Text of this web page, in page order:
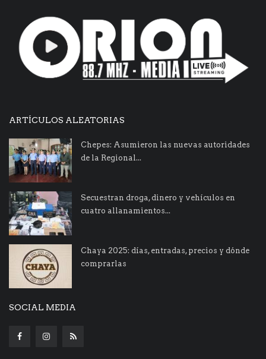
ARTÍCULOS ALEATORIAS
Chepes: Asumieron las nuevas autoridades
de la Regional...
Secuestran droga, dinero y vehículos en
cuatro allanamientos...
Chaya 2025: días, entradas, precios y dónde
comprarlas
SOCIAL MEDIA